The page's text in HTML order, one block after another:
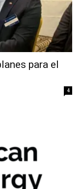
para el
4